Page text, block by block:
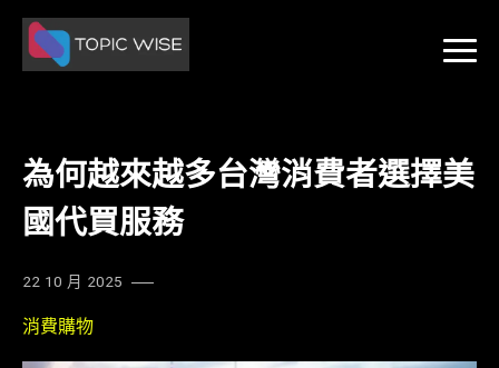
Skip
content
為何越來越多台灣消費者選擇美
國代買服務
22 10 月 2025
消費購物